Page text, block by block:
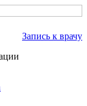
Запись к врачу